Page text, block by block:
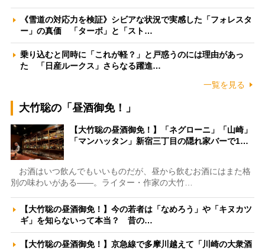
《雪道の対応力を検証》シビアな状況で実感した「フォレスタ
ー」の真価 「ターボ」と「スト…
乗り込むと同時に「これが軽？」と戸惑うのには理由があっ
た 「日産ルークス」さらなる躍進…
一覧を見る
大竹聡の「昼酒御免！」
【大竹聡の昼酒御免！】「ネグローニ」「山崎」
「マンハッタン」新宿三丁目の隠れ家バーで1…
お酒はいつ飲んでもいいものだが、昼から飲むお酒にはまた格
別の味わいがある――。ライター・作家の大竹…
【大竹聡の昼酒御免！】今の若者は「なめろう」や「キヌカツ
ギ」を知らないって本当？ 昔の…
【大竹聡の昼酒御免！】京急線で多摩川越えて「川崎の大衆酒